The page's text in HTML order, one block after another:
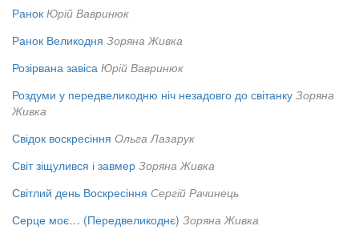
Ранок Юрій Вавринюк
Ранок Великодня Зоряна Живка
Розірвана завіса Юрій Вавринюк
Роздуми у передвеликодню ніч незадовго до світанку Зоряна
Живка
Свідок воскресіння Ольга Лазарук
Світ зіщулився і завмер Зоряна Живка
Світлий день Воскресіння Сергій Рачинець
Серце моє… (Передвеликоднє) Зоряна Живка